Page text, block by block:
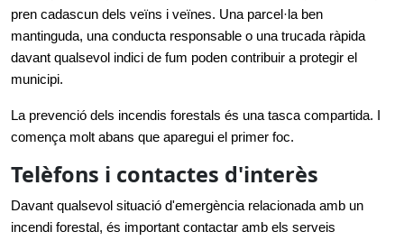
pren cadascun dels veïns i veïnes. Una parcel·la ben
mantinguda, una conducta responsable o una trucada ràpida
davant qualsevol indici de fum poden contribuir a protegir el
municipi.
La prevenció dels incendis forestals és una tasca compartida. I
comença molt abans que aparegui el primer foc.
Telèfons i contactes d'interès
Davant qualsevol situació d'emergència relacionada amb un
incendi forestal, és important contactar amb els serveis